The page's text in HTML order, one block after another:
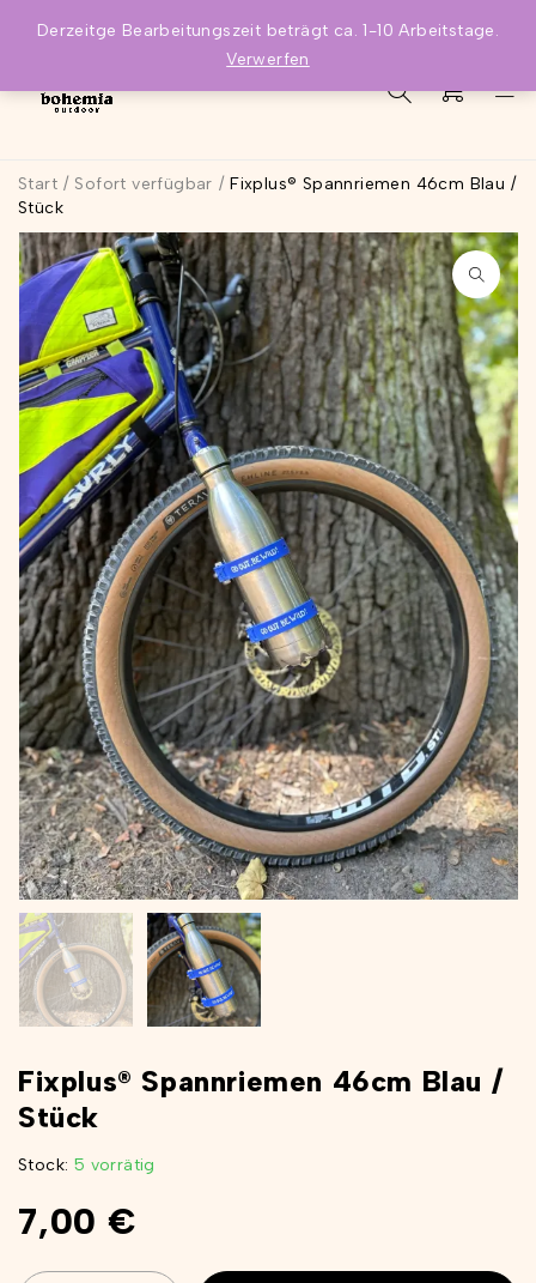
Derzeitge Bearbeitungszeit beträgt ca. 1-10 Arbeitstage.
Verwerfen
Start / Sofort verfügbar / Fixplus® Spannriemen 46cm Blau /
Stück
Fixplus® Spannriemen 46cm Blau /
Stück
Stock: 5 vorrätig
7,00 €